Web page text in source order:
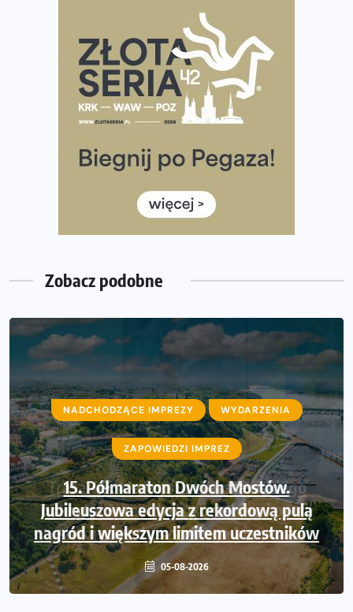
Rozbiegany Olsztyn szykuje się na weekend z
półmaratonem
Już w tę sobotę 35. Bieg Powstania Warszawskiego.
Wystartuje rekordowa liczba uczestników
35. Bieg Powstania Warszawskiego – praktyczny
Ile razy w tygodniu biegać? 3 treningi wystarczą? Jak
często biegać, żeby robić postępy
Już w ten weekend! Przed nami Nocny Portowy Maraton
i Półmaraton Szczeciński. Wszystko, co warto wiedzieć
Zobacz podobne
NADCHODZĄCE IMPREZY WYDARZENIA
ZAPOWIEDZI IMPREZ
Trasa 48. Maratonu Warszawskiego
odkryta. Sprawdzony przebieg i profil
stworzony do szybkiego biegania
05-08-2026